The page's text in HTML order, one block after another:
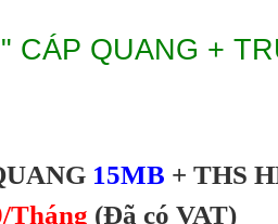
CÁP QUANG +
15MB + THS
Tháng (Đã có VAT)